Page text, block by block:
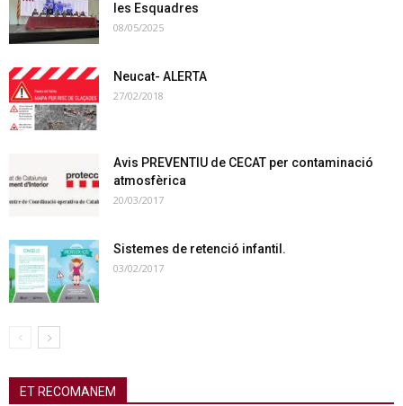
les Esquadres
08/05/2025
Neucat- ALERTA
27/02/2018
Avis PREVENTIU de CECAT per contaminació
atmosfèrica
20/03/2017
Sistemes de retenció infantil.
03/02/2017
ET RECOMANEM